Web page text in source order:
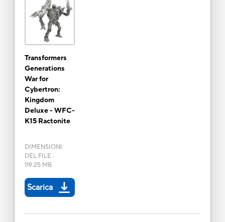
Transformers
Generations
War for
Cybertron:
Kingdom
Deluxe - WFC-
K15 Ractonite
DIMENSIONI
DEL FILE :
119.25 MB
Scarica